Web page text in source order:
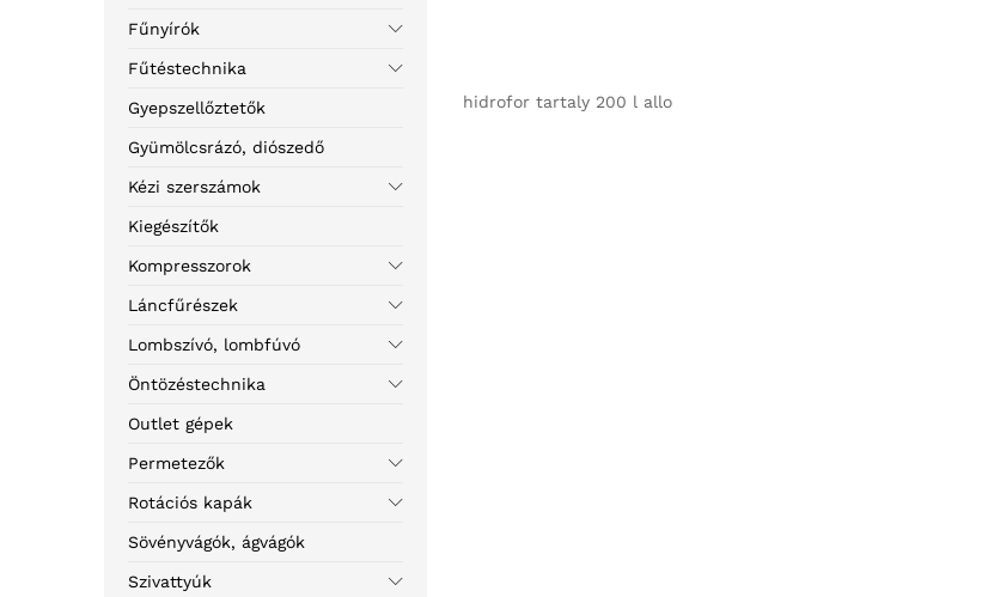
hidrofor tartaly 200 l allo
Fűnyírók
Fűtéstechnika
Gyepszellőztetők
Gyümölcsrázó, diószedő
Kézi szerszámok
Kiegészítők
Kompresszorok
Láncfűrészek
Lombszívó, lombfúvó
Öntözéstechnika
Outlet gépek
Permetezők
Rotációs kapák
Sövényvágók, ágvágók
Szivattyúk